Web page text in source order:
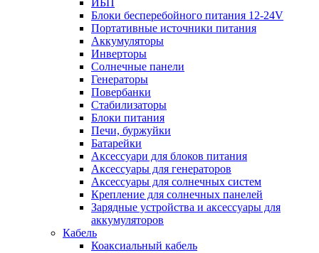
ИБП
Блоки бесперебойного питания 12-24V
Портативные источники питания
Аккумуляторы
Инверторы
Солнечные панели
Генераторы
Повербанки
Стабилизаторы
Блоки питания
Печи, буржуйки
Батарейки
Аксессуари для блоков питания
Аксессуары для генераторов
Аксессуары для солнечных систем
Крепление для солнечных панелей
Зарядные устройства и аксессуары для
аккумуляторов
Кабель
Коаксиальный кабель